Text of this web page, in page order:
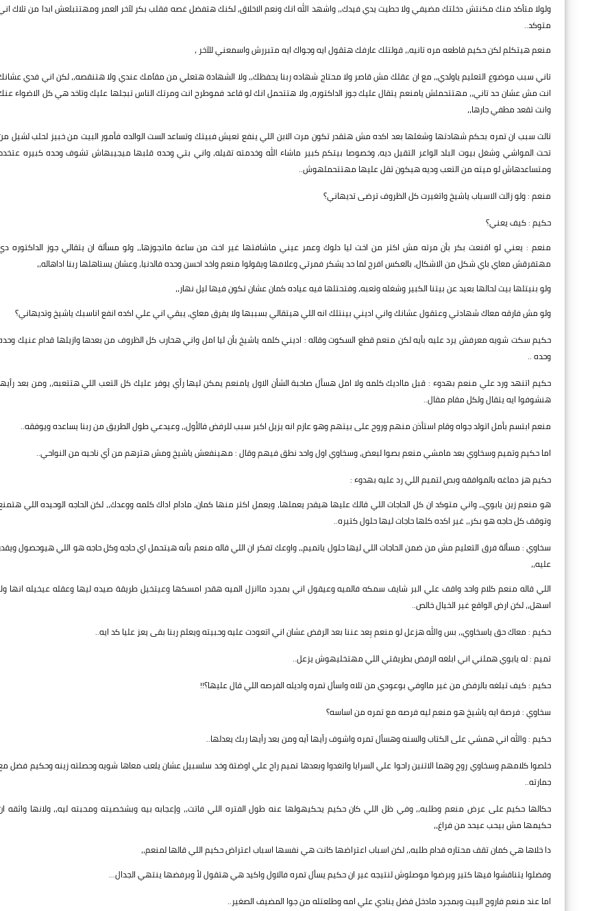
ولولا متأكد منك مكنتش دخلتك مضيفي ولا حطيت يدي فيدك،، واشهد الله انك ونعم الاخلاق، لكنك هتفضل غصه فقلب بكر لآخر العمر ومهتتبلعش ابدا من تلاك
متوكد..
منعم هيتكلم لكن حكيم قاطعه مره تانيه،، قولتلك عارفك هتقول ايه وجواك ايه متبررش واسمعني للآخر ،
تاني سبب موضوع التعليم ياولدي،، مع ان عقلك مش قاصر ولا محتاج شهاده ربنا يحفظك،، ولا الشهادة هتعلي من مقاَمك عندي ولا هتنقصه،، لكن اني فدي
انت مش عشان حد تاني،، مهتتحملش يامنعم يتقال عليك جوز الداكتوره، ولا هتتحمل انك لو قاعد فموطرح انت ومرتك الناس تبجلها عليك وتاخد هي كل الاضواء
وانت تقعد مطفي جارها،،
تالت سبب ان تمره بحكم شهادتها وشغلها بعد اكده مش هتقدر تكون مرت الابن اللي ينفع تعيش فبيتك وتساعد الست الوالده فأمور البيت من خبيز لحلب لشيل
تحت المواشي وشغل بيوت البلد الواعر التقيل ديه، وخصوصا بيتكم كبير ماشاء الله وخدمته تقيله، واني بتي وحده قلبها ميجيبهاش تشوف وحده كبيره
ومتساعدهاش لو ميته من التعب وديه هيكون تقل عليها مهتتحملهوش..
منعم : ولو زالت الاسباب ياشيخ واتغيرت كل الظروف ترضى تديهاني؟
حكيم : كيف يعني؟
منعم : يعني لو اقنعت بكر بأن مرته مش اكتر من اخت ليا دلوك وعمر عيني ماشافتها غير اخت من ساعة ماتجوزها،، ولو مسألة ان يتقالي جوز الداكتوره
مهتفرقش معاي باي شكل من الاشكال، بالعكس افرح لما حد يشكر فمرتي وعلامها ويقولوا منعم واخد احسن وحده فالدنيا، وعشان يستاهلها ربنا اداهاله،،
ولو بنيتلها بيت لحالها بعيد عن بيتنا الكبير وشغله وتعبه، وفتحتلها فيه عياده كمان عشان تكون فيها ليل نهار،،
ولو مش فارقه معاك شهادتي وعتقول عشانك واني اديني بينتلك انه اللي هيتقالي بسببها ولا يفرق معاي، يبقي اني علي اكده انفع اناسبك ياشيخ وتديهاني؟
حكيم سكت شويه معرفش يرد عليه بأيه لكن منعم قطع السكوت وقاله : اديني كلمه ياشيخ بأن ليا امل واني هحارب كل الظروف من بعدها وازيلها قدام عنيك
وحده ..
حكيم اتنهد ورد علي منعم بهدوء : قبل مااديك كلمه ولا امل هسأل صاحبة الشأن الاول يامنعم يمكن ليها رأي يوفر عليك كل التعب اللي هتتعبه،، ومن بعد
هنشوفوا ايه يتقال ولكل مقام مقال..
منعم ابتسم بأمل اتولد جواه وقام استأذن منهم وروح على بيتهم وهو عازم انه يزيل اكبر سبب للرفض فالأول،، وعيدعي طول الطريق من ربنا يساعده ويوفقه..
اما حكيم وتميم وسخاوي بعد مامشي منعم بصوا لبعض، وسخاوي اول واحد نطق فيهم وقال : مهينفعش ياشيخ ومش هترهم من أي ناحيه من النواحي..
حكيم هز دماغه بالموافقه وبص لتميم اللي رد عليه بهدوء :
هو منعم زين يابوي،، واني متوكد ان كل الحاجات اللي قالك عليها هيقدر يعملها، ويعمل اكتر منها كمان، مادام اداك كلمه ووعدك،، لكن الحاجه الوحيده اللي
وتوقف كل حاجه هو بكر،، غير اكده كلها حاجات ليها حلول كتيره..
سخاوي : مسألة فرق التعليم مش من ضمن الحاجات اللي ليها حلول ياتميم،، واوعك تفكر ان اللي قاله منعم بأنه هيتحمل اي حاجه وكل حاجه هو اللي هيوحصول
عليه،،
اللي قاله منعم كلام واحد واقف علي البر شايف سمكه فالميه وعيقول اني بمجرد ماانزل الميه هقدر امسكها وعيتخيل طريقة صيده ليها وعقله عيخيله انها
اسهل،، لكن ارض الواقع غير الخيال خالص..
حكيم : معاك حق ياسخاوي،، بس والله هزعل لو منعم بِعد عننا بعد الرفض عشان اني اتعودت عليه وحبيته ويعلم ربنا بقى يعز عليا كد ايه..
تميم : له يابوي هملني اني ابلغه الرفض بطريقتي اللي مهتخليهوش يزعل..
حكيم : كيف تبلغه بالرفض من غير مااوفي بوعودي من تلاه واسأل تمره واديله الفرصه اللي قال عليها؟!!
سخاوي : فرصة ايه ياشيخ هو منعم ليه فرصه مع تمره من اساسه؟
حكيم : والله اني همشي على الكتاب والسنه وهسأل تمره واشوف رأيها أيه ومن بعد رأيها ربك يعدلها..
خلصوا كلامهم وسخاوي روح وهما الاتنين راحوا علي السرايا واتغدوا وبعدها تميم راح علي اوضتة وخد سلسبيل عشان يلعب معاها شويه وحصلته زينه وحكيم فضل
جمارته..
حكالها حكيم على عرض منعم وطلبه،، وفي ظل اللي كان حكيم يحكيهولها عنه طول الفتره اللي فاتت،، وإعجابه بيه وبشخصيته ومحبته ليه،، ولانها واثقه
حكيمها مش بيحب عيحد من فراغ،،
دا خلاها هي كمان تقف محتاره قدام طلبه،، لكن اسباب اعتراضها كانت هي نفسها اسباب اعتراض حكيم اللي قالها لمنعم،،
وفضلوا يتناقشوا فيها كتير وبرضوا موصلوش لنتيجه غير ان حكيم يسأل تمره فالاول واكيد هي هتقول لأ وبرفضها ينتهي الجدال...
اما عند منعم فاروح البيت وبمجرد مادخل فضل ينادي علي امه وطلعتله من جوا المضيف الصغير..